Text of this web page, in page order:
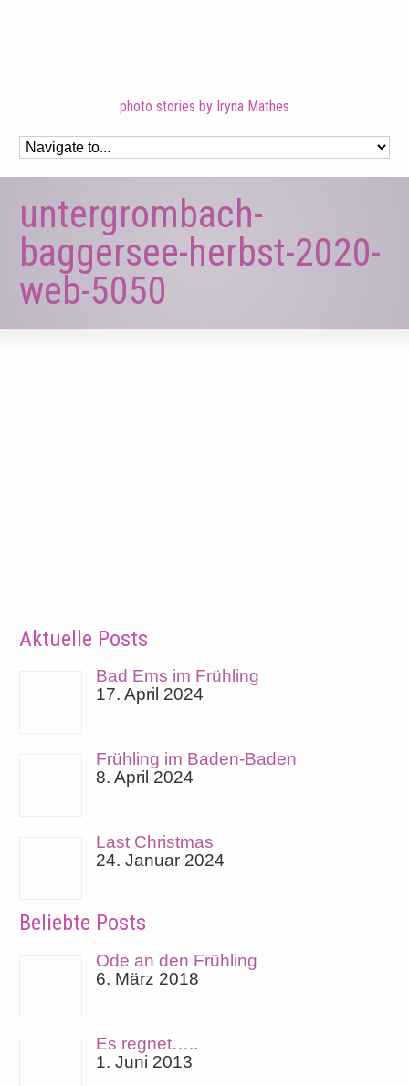
photo stories by Iryna Mathes
untergrombach-
baggersee-herbst-2020-
web-5050
Aktuelle Posts
Bad Ems im Frühling
17. April 2024
Frühling im Baden-Baden
8. April 2024
Last Christmas
24. Januar 2024
Beliebte Posts
Ode an den Frühling
6. März 2018
Es regnet…..
1. Juni 2013